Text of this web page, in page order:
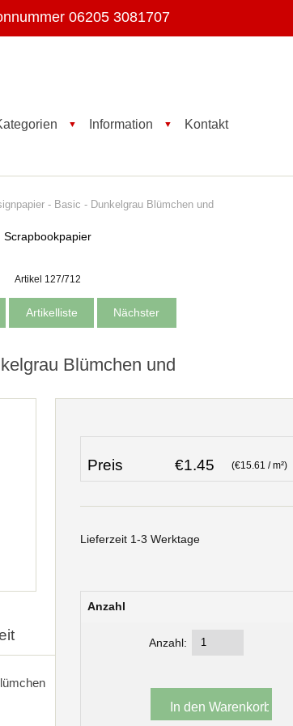
06205 3081707
▼ Information ▼ Kontakt
- Basic - Dunkelgrau Blümchen und
Scrapbookpapier
Artikel 127/712
Artikelliste Nächster
Blümchen und
Preis €1.45 (€15.61 / m²)
Lieferzeit 1-3 Werktage
Anzahl
Anzahl: